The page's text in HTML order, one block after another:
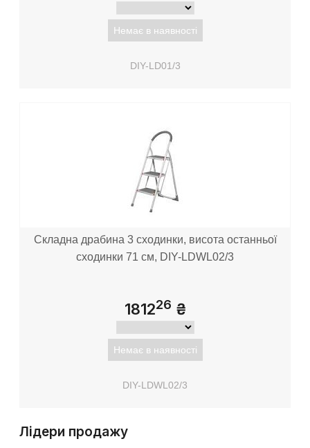
Немає в наявності
DIY-LD01/3
Складна драбина 3 сходинки, висота останньої
сходинки 71 см, DIY-LDWL02/3
181226 ₴
Немає в наявності
DIY-LDWL02/3
Лідери продажу